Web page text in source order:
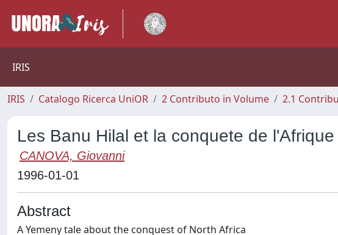
IRIS
IRIS Catalogo Ricerca UniOR 2 Contributo in Volume 2.1
Les Banu Hilal et la conquete de
CANOVA, Giovanni
1996-01-01
Abstract
A Yemeny tale about the conquest of North Africa